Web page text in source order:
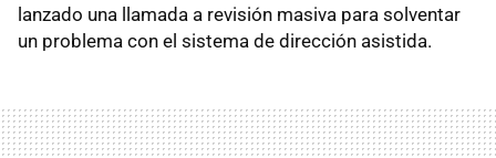
lanzado una llamada a revisión masiva para solventar
un problema con el sistema de dirección asistida.